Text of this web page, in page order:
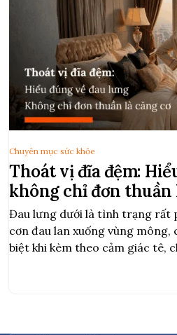
Thoát vị đĩa đệm:
không chỉ đơn thuần
Đau lưng dưới là tình trạng rất
cơn đau lan xuống vùng mông,
biệt khi kèm theo cảm giác tê,
Chuyên mục sức khỏe